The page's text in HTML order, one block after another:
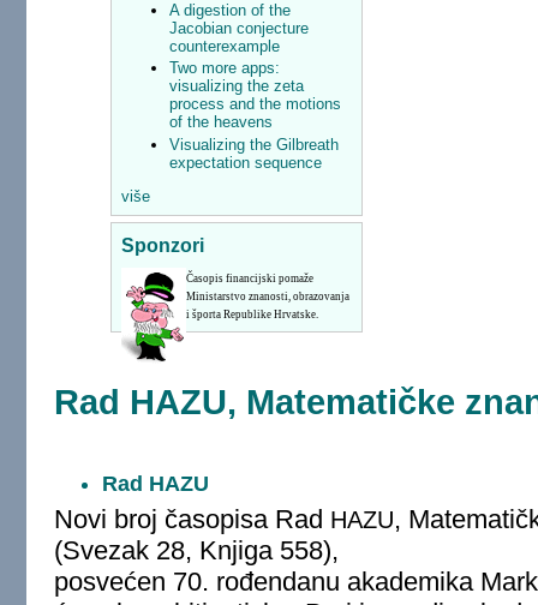
A digestion of the
Jacobian conjecture
counterexample
Two more apps:
visualizing the zeta
process and the motions
of the heavens
Visualizing the Gilbreath
expectation sequence
više
Sponzori
Časopis financijski pomaže
Ministarstvo znanosti, obrazovanja
i športa Republike Hrvatske.
Rad HAZU, Matematičke
Rad HAZU
Novi broj časopisa Rad HAZU,
(Svezak 28, Knjiga 558),
posvećen 70. rođendanu akademika